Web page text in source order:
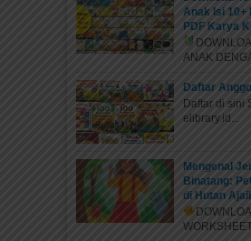
Anak Isi 10+
PDF Karya
ANAK
Daftar
Daftar di sini
elibrary.id...
Mengenal
Binatang:
di Hutan